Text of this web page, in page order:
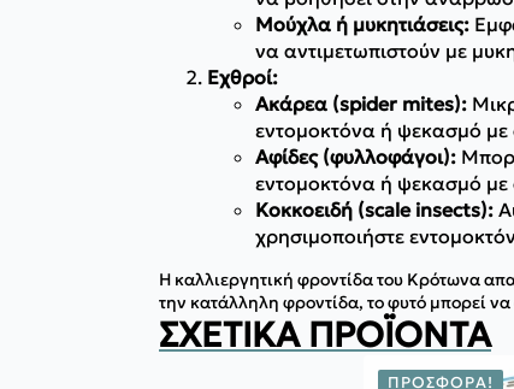
Μούχλα ή μυκητιάσεις:
να αντιμετωπιστούν με
Εχθροί:
Ακάρεα (spider mites):
εντομοκτόνα ή ψεκασμό
Αφίδες (φυλλοφάγοι):
εντομοκτόνα ή ψεκασμό με
Κοκκοειδή (scale insects):
χρησιμοποιήστε
Η καλλιεργητική φροντίδα του Κρότωνα
την κατάλληλη φροντίδα, το φυτό μπορεί
ΣΧΕΤΙΚΆ ΠΡΟΪΌΝΤΑ
ΠΡΟΣΦΟΡΆ!